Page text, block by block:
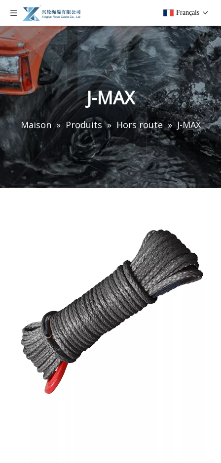
Français
J-MAX
Maison » Produits » Hors route » J-MAX